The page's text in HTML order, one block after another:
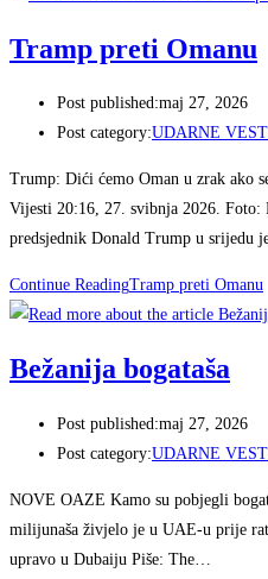
Tramp preti Omanu
Post published:maj 27, 2026
Post category:UDARNE
Trump: Dići ćemo Oman u zrak ako
Vijesti 20:16, 27. svibnja 2026.
predsjednik Donald Trump u srijedu
Continue ReadingTramp preti Omanu
Bežanija bogataša
Post published:maj 27, 2026
Post category:UDARNE
NOVE OAZE Kamo su pobjegli
milijunaša živjelo je u UAE-u prije
upravo u Dubaiju Piše: The…